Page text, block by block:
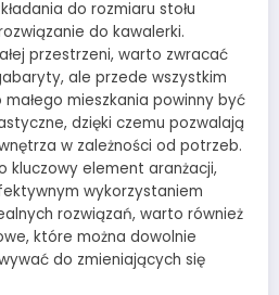
do rozmiaru stołu
do kawalerki.
przestrzeni, warto zwracać
ale przede wszystkim
mieszkania powinny być
dzięki czemu pozwalają
w zależności od potrzeb.
kluczowy element aranżacji,
wykorzystaniem
rozwiązań, warto również
które można dowolnie
do zmieniających się